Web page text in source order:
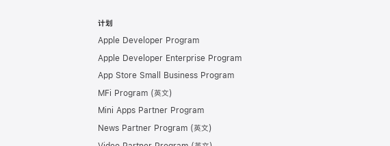
计划
Apple Developer Program
Apple Developer Enterprise Program
App Store Small Business Program
MFi Program
Mini Apps Partner Program
News Partner Program